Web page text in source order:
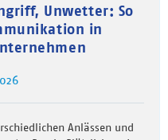
Unwetter: So
in
Anlässen und